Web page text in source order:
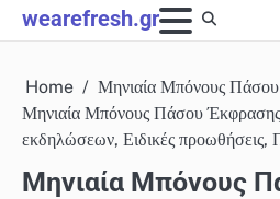
Skip
to
wearefresh.gr
Home
Μηνιαία Μπόνους
Μηνιαία Μπόνους Πάσου Έκφρασης
εκδηλώσεων, Ειδικές προωθήσεις,
Μηνιαία Μπόνους